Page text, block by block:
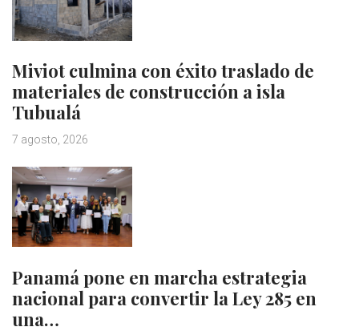
Miviot culmina con éxito traslado de
materiales de construcción a isla
Tubualá
7 agosto, 2026
Panamá pone en marcha estrategia
nacional para convertir la Ley 285 en
una…